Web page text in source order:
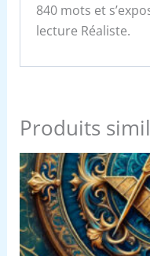
840 mots et
lecture Réaliste.
Produits